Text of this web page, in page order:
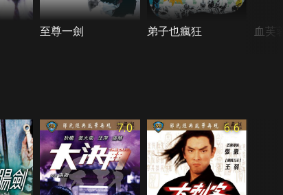
至尊一劍 弟子也瘋狂 血芙
7.0 6.6